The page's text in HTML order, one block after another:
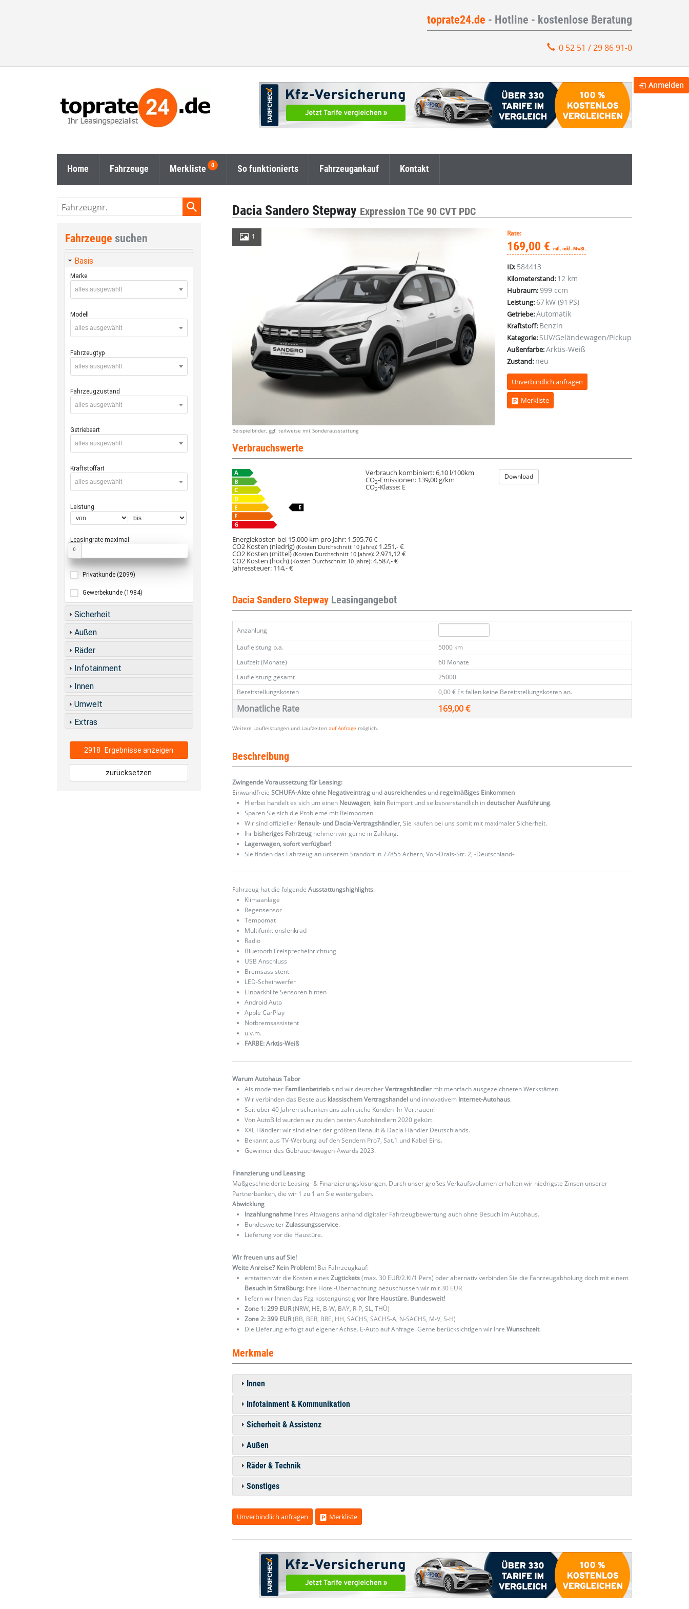
toprate24.de - Hotline - kostenlose Beratung
0 52 51 / 29 86 91-0
Home Fahrzeuge Merkliste So funktionierts Fahrzeugankauf Kontakt
Dacia Sandero Stepway Expression TCe 90 CVT PDC
1
Beispielbilder, ggf. teilweise mit Sonderausstattung
Rate:
169,00 € mtl. inkl. MwSt.
ID: 584413
Kilometerstand: 12 km
Hubraum:999 ccm
Leistung:67 kW (91 PS)
Getriebe:Automatik
Kraftstoff: Benzin
Kategorie: SUV/Geländewagen/Pickup
Außenfarbe:Arktis-Weiß
Zustand: neu
Unverbindlich anfragen
Merkliste
Verbrauchswerte
Verbrauch kombiniert:6,10 l/100km
CO2-Emissionen: 139,00 g/km
CO2-Klasse: E
Download
Energiekosten bei 15.000 km pro Jahr: 1.595,76 €
CO2 Kosten (niedrig)(Kosten Durchschnitt 10 Jahre): 1.251,- €
CO2 Kosten (mittel)(Kosten Durchschnitt 10 Jahre):2.971,12 €
CO2 Kosten (hoch)(Kosten Durchschnitt 10 Jahre):4.587,- €
Jahressteuer: 114,- €
Dacia Sandero Stepway Leasingangebot
Anzahlung
Laufleistung p.a.
5000 km
Laufzeit (Monate)
60 Monate
Laufleistung gesamt
25000
Bereitstellungskosten
0,00 € Es fallen keine Bereitstellungskosten an.
Monatliche Rate 169,00 €
Weitere Laufleistungen und Laufzeitenauf Anfrage möglich.
Beschreibung
Zwingende Voraussetzung für Leasing:
EinwandfreieSCHUFA-Akte ohne Negativeintrag undausreichendes und regelmäßiges Einkommen
Hierbei handelt es sich um einen Neuwagen, kein Reimport und selbstverständlich indeutscher Ausführung.
Sparen Sie sich die Probleme mit Reimporten.
Wir sind offizieller Renault- und Dacia-Vertragshändler, Sie kaufen bei uns somit mit maximaler Sicherheit.
Ihr bisheriges Fahrzeug nehmen wir gerne in Zahlung.
Lagerwagen, sofort verfügbar!
Sie finden das Fahrzeug an unserem Standort in 77855 Achern, Von-Drais-Str. 2, -Deutschland-
Fahrzeug hat die folgendeAusstattungshighlights:
Klimaanlage
Regensensor
Tempomat
Multifunktionslenkrad
Radio
Bluetooth Freisprecheinrichtung
USB Anschluss
Bremsassistent
LED-Scheinwerfer
Einparkhilfe Sensoren hinten
Android Auto
Apple CarPlay
Notbremsassistent
u.v.m.
FARBE: Arktis-Weiß
Warum Autohaus Tabor
Als moderner Familienbetriebsind wir deutscherVertragshändler mit mehrfach ausgezeichneten Werkstätten.
Wir verbinden das Beste aus klassischem Vertragshandel und innovativem Internet-Autohaus.
Seit über 40 Jahren schenken uns zahlreiche Kunden ihr Vertrauen!
Von AutoBild wurden wir zu den besten Autohändlern 2020 gekürt.
XXL Händler: wir sind einer der größten Renault & Dacia Händler Deutschlands.
Bekannt aus TV-Werbung auf den Sendern Pro7, Sat.1 und Kabel Eins.
Gewinner des Gebrauchtwagen-Awards 2023.
Finanzierung und Leasing
Maßgeschneiderte Leasing- & Finanzierungslösungen. Durch unser großes Verkaufsvolumen erhalten wir niedrigste Zinsen unserer
Partnerbanken, die wir 1 zu 1 an Sie weitergeben.
Abwicklung
Inzahlungnahme Ihres Altwagens anhand digitaler Fahrzeugbewertung auch ohne Besuch im Autohaus.
BundesweiterZulassungsservice.
Lieferung vor die Haustüre.
Wir freuen uns auf Sie!
Weite Anreise? Kein Problem! Bei Fahrzeugkauf:
erstatten wir die Kosten einesZugtickets(max. 30 EUR/2.Kl/1 Pers) oder alternativ verbinden Sie die Fahrzeugabholung doch mit einem
Besuch in Straßburg: Ihre Hotel-Übernachtung bezuschussen wir mit 30 EUR
liefern wir Ihnen das Fzg kostengünstigvor Ihre Haustüre. Bundesweit!
Zone 1: 299 EUR(NRW, HE, B-W, BAY, R-P, SL, THÜ)
Zone 2: 399 EUR(BB, BER, BRE, HH, SACHS, SACHS-A, N-SACHS, M-V, S-H)
Die Lieferung erfolgt auf eigener Achse. E-Auto auf Anfrage. Gerne berücksichtigen wir IhreWunschzeit.
Merkmale
Innen
Infotainment & Kommunikation
Sicherheit & Assistenz
Außen
Räder & Technik
Sonstiges
Unverbindlich anfragen Merkliste
Fahrzeugnr.
Fahrzeuge suchen
Basis
Marke
alles ausgewählt
Modell
alles ausgewählt
Fahrzeugtyp
alles ausgewählt
Fahrzeugzustand
alles ausgewählt
Getriebeart
alles ausgewählt
Kraftstoffart
alles ausgewählt
Leistung
Leasingrate maximal
0
Privatkunde (2099)
Gewerbekunde (1984)
Sicherheit
Außen
Räder
Infotainment
Innen
Umwelt
Extras
2918 Ergebnisse anzeigen
zurücksetzen
Anmelden